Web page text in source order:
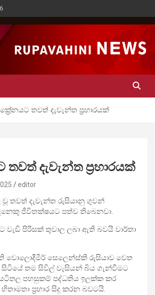
News
තවත් දැවැන්ත ප්‍රහාරයක්
තවත් දැවැන්ත ප්‍රහාරයක්
editor
වූ තවත් දැවැන්ත රුසියානු ගුවන්
ජීවිතක්ෂයට පත්ව තිබෙනවා.
වැඩි පිරිසක් තුවාල ලබා ඇති බවයි වාර්තා
වොලොදීමීර් සෙලෙන්ස්කි රුසියාව වෙත
තම සිවිල් වැසියන් බිය ගැන්වීමට
පහසුකම් පද්ධතිය ඉලක්ක කර
ප්‍රහාර සිදු කරන බවටයි.